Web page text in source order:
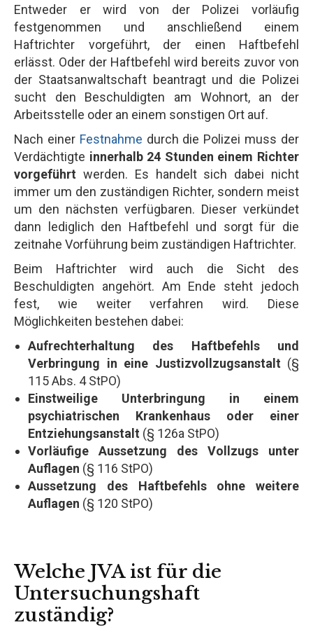
Entweder er wird von der Polizei vorläufig
festgenommen und anschließend einem
Haftrichter vorgeführt, der einen Haftbefehl
erlässt. Oder der Haftbefehl wird bereits zuvor von
der Staatsanwaltschaft beantragt und die Polizei
sucht den Beschuldigten am Wohnort, an der
Arbeitsstelle oder an einem sonstigen Ort auf.
Nach einer Festnahme durch die Polizei muss der
Verdächtigte innerhalb 24 Stunden einem Richter
vorgeführt werden. Es handelt sich dabei nicht
immer um den zuständigen Richter, sondern meist
um den nächsten verfügbaren. Dieser verkündet
dann lediglich den Haftbefehl und sorgt für die
zeitnahe Vorführung beim zuständigen Haftrichter.
Beim Haftrichter wird auch die Sicht des
Beschuldigten angehört. Am Ende steht jedoch
fest, wie weiter verfahren wird. Diese
Möglichkeiten bestehen dabei:
Aufrechterhaltung des Haftbefehls und
Verbringung in eine Justizvollzugsanstalt (§
115 Abs. 4 StPO)
Einstweilige Unterbringung in einem
psychiatrischen Krankenhaus oder einer
Entziehungsanstalt (§ 126a StPO)
Vorläufige Aussetzung des Vollzugs unter
Auflagen (§ 116 StPO)
Aussetzung des Haftbefehls ohne weitere
Auflagen (§ 120 StPO)
Welche JVA ist für die
Untersuchungshaft
zuständig?